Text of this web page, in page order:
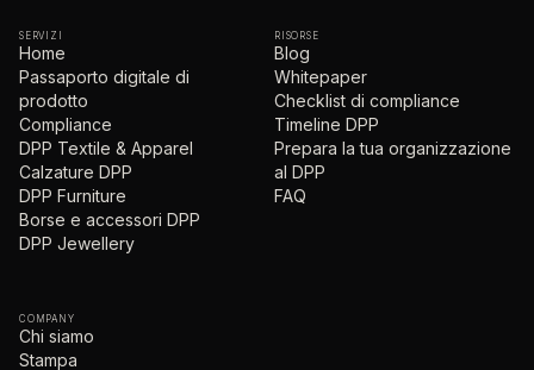
SERVIZI
Home
Passaporto digitale di
prodotto
Compliance
DPP Textile & Apparel
Calzature DPP
DPP Furniture
Borse e accessori DPP
DPP Jewellery
RISORSE
Blog
Whitepaper
Checklist di compliance
Timeline DPP
Prepara la tua organizzazione
al DPP
FAQ
COMPANY
Chi siamo
Stampa